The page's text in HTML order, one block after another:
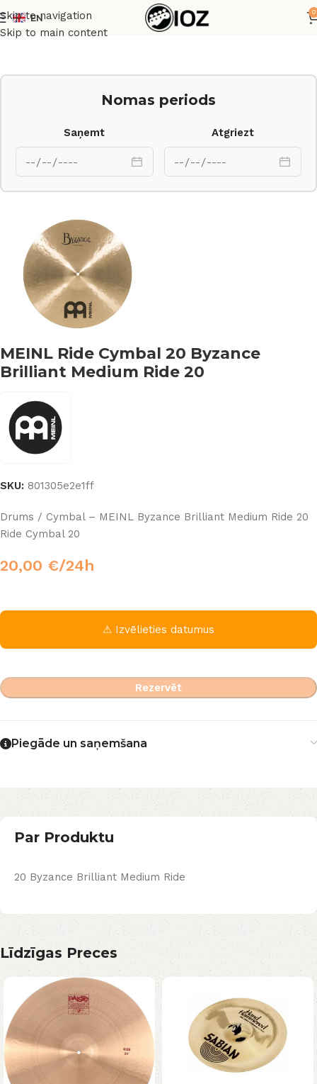
Skip to navigation
Skip to main content
EN
0
Sākums Bungas Šķīvji
Nomas periods
Saņemt Atgriezt
MEINL Ride Cymbal 20 Byzance
Brilliant Medium Ride 20
SKU: 801305e2e1ff
Drums / Cymbal – MEINL Byzance Brilliant Medium Ride 20
Ride Cymbal 20
20,00 €/24h
⚠ Izvēlieties datumus
Rezervēt
Piegāde un saņemšana
Par Produktu
20 Byzance Brilliant Medium Ride
Līdzīgas Preces